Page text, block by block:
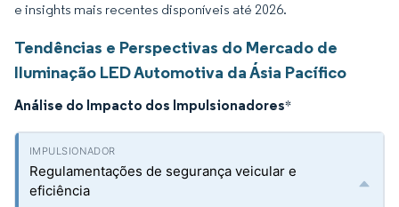
e insights mais recentes disponíveis até 2026.
Tendências e Perspectivas do Mercado de
Iluminação LED Automotiva da Ásia Pacífico
Análise do Impacto dos Impulsionadores*
Regulamentações de segurança veicular e
eficiência